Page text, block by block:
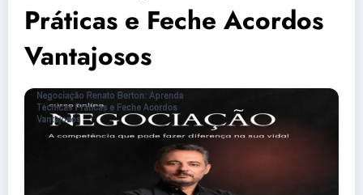
Práticas e Feche Acordos
Vantajosos